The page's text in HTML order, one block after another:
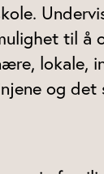
til å
lokale,
og